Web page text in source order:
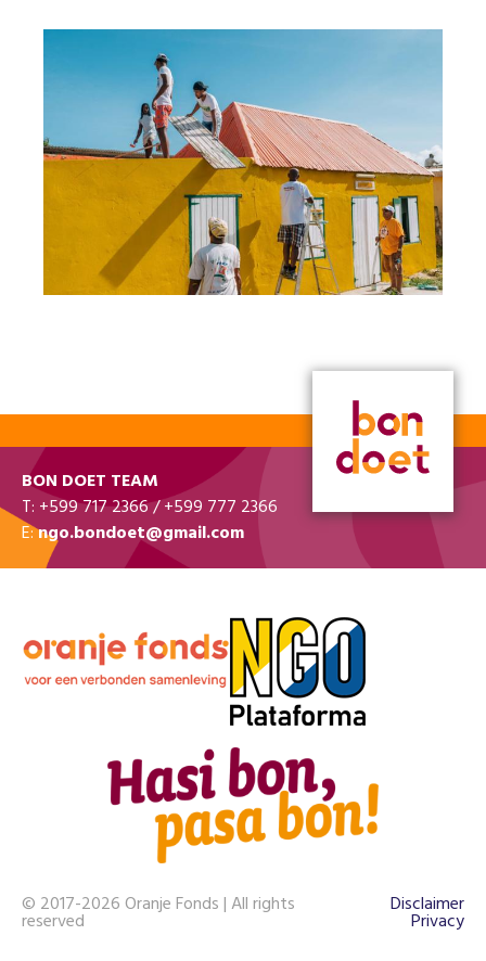
BON DOET TEAM
T: +599 717 2366 / +599 777 2366
E:ngo.bondoet@gmail.com
© 2017-2026 Oranje Fonds | All rights
reserved
Disclaimer
Privacy